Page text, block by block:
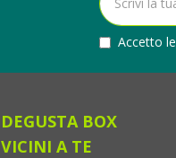
Accetto le
DEGUSTA BOX
VICINI A TE